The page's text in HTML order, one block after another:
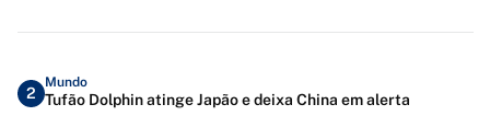
2
Mundo
Tufão Dolphin atinge Japão e deixa China em alerta